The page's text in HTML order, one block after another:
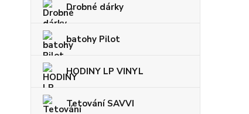
Drobné dárky
batohy Pilot
HODINY LP VINYL
Tetování SAVVI